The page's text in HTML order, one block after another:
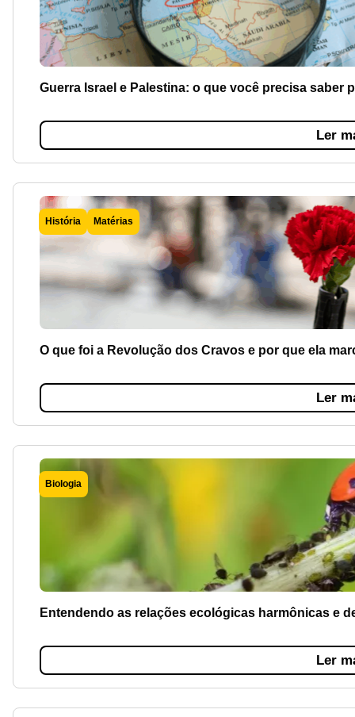
Guerra Israel e Palestina: o que você precisa saber
Ler
O que foi a Revolução dos Cravos e por que ela
Ler
História Matérias
Entendendo as relações ecológicas harmônicas e
Ler
Biologia